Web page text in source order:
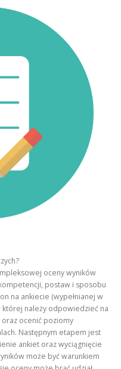
oceny wyników
postaw i sposobu
na ankiecie (wypełnianej w
należy odpowiedzieć na
ocenić poziomy
Następnym etapem jest
ankiet oraz wyciągnięcie
może być warunkiem